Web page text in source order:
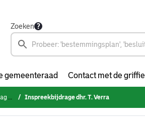
Zoeken
gemeenteraad Contact met de griffie
Inspreekbijdrage dhr. T. Verra